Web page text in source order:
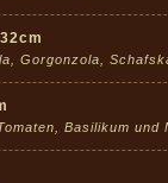
Gorgonzola,
Basilikum und